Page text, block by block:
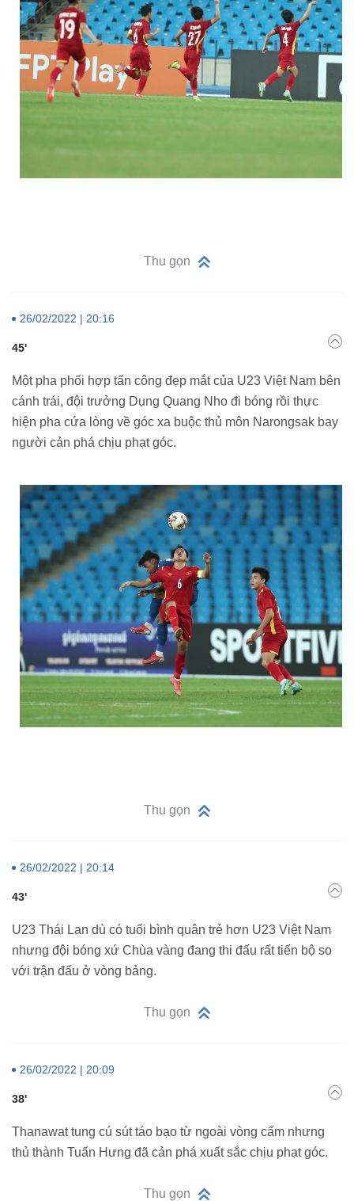
Thu gọn
26/02/2022 | 20:16
45'
Một pha phối hợp tấn công đẹp mắt của U23 Việt Nam bên
cánh trái, đội trưởng Dụng Quang Nho đi bóng rồi thực
hiện pha cứa lòng về góc xa buộc thủ môn Narongsak bay
người cản phá chịu phạt góc.
Thu gọn
26/02/2022 | 20:14
43'
U23 Thái Lan dù có tuổi bình quân trẻ hơn U23 Việt Nam
nhưng đội bóng xứ Chùa vàng đang thi đấu rất tiến bộ so
với trận đấu ở vòng bảng.
Thu gọn
26/02/2022 | 20:09
38'
Thanawat tung cú sút táo bạo từ ngoài vòng cấm nhưng
thủ thành Tuấn Hưng đã cản phá xuất sắc chịu phạt góc.
Thu gọn